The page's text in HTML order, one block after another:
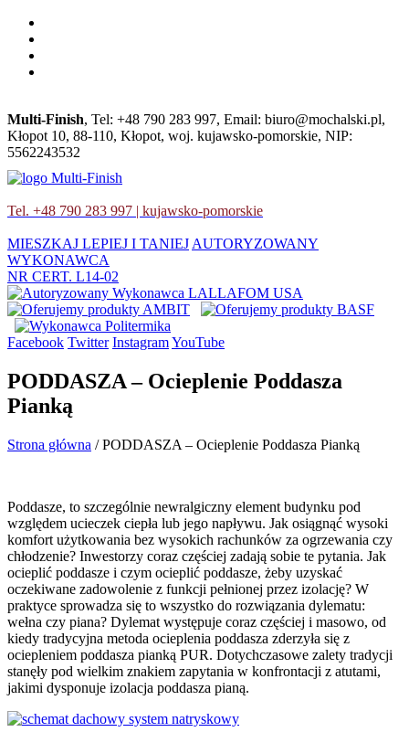
Multi-Finish, Tel: +48 790 283 997, Email: biuro@mochalski.pl,
Kłopot 10, 88-110, Kłopot, woj. kujawsko-pomorskie, NIP:
5562243532
Tel. +48 790 283 997 | kujawsko-pomorskie
MIESZKAJ LEPIEJ I TANIEJ AUTORYZOWANY
WYKONAWCA
NR CERT. L14-02
Facebook Twitter InstagramYouTube
PODDASZA – Ocieplenie Poddasza
Pianką
Strona główna /PODDASZA – Ocieplenie Poddasza Pianką
Poddasze, to szczególnie newralgiczny element budynku pod
względem ucieczek ciepła lub jego napływu. Jak osiągnąć wysoki
komfort użytkowania bez wysokich rachunków za ogrzewania czy
chłodzenie? Inwestorzy coraz częściej zadają sobie te pytania. Jak
ocieplić poddasze i czym ocieplić poddasze, żeby uzyskać
oczekiwane zadowolenie z funkcji pełnionej przez izolację? W
praktyce sprowadza się to wszystko do rozwiązania dylematu:
wełna czy piana? Dylemat występuje coraz częściej i masowo, od
kiedy tradycyjna metoda ocieplenia poddasza zderzyła się z
ociepleniem poddasza pianką PUR. Dotychczasowe zalety tradycji
stanęły pod wielkim znakiem zapytania w konfrontacji z atutami,
jakimi dysponuje izolacja poddasza pianą.